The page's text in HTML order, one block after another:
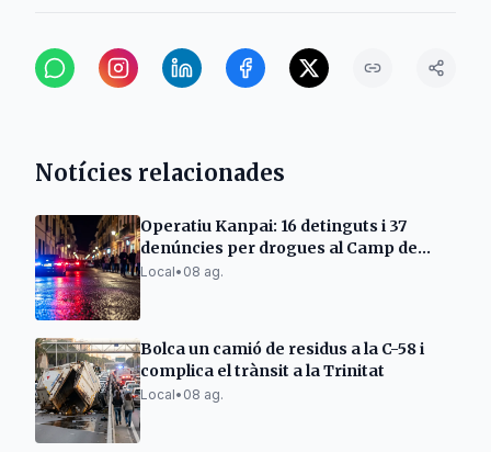
Notícies relacionades
Operatiu Kanpai: 16 detinguts i 37
denúncies per drogues al Camp de
Tarragona
Local• 08 ag.
Bolca un camió de residus a la C-58 i
complica el trànsit a la Trinitat
Local• 08 ag.